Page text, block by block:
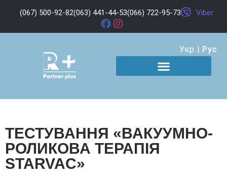
(067) 500-92-82(063) 441-44-53(066) 722-95-73 Viber
Укр | Рус
ТЕСТУВАННЯ «ВАКУУМНО-
РОЛИКОВА ТЕРАПІЯ
STARVAC»